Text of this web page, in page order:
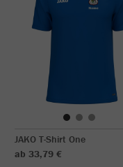
JAKO T-Shirt One
ab 33,79 €